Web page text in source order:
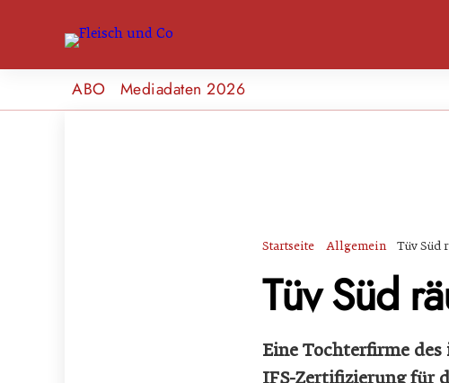
ABO Mediadaten 2026
Startseite Allgemein Tüv Süd
Tüv Süd
Eine Tochterfirme
IFS-Zertifizierung für